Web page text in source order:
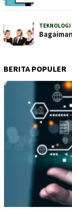
TEKNOLOGI
BERITA POPULER